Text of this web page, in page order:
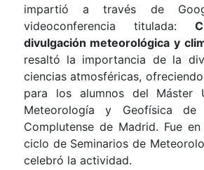
impartió a través de
videoconferencia titulada:
divulgación meteorológica y
resaltó la importancia de la
ciencias atmosféricas,
para los alumnos del Máster
Meteorología y Geofísica de
Complutense de Madrid. Fue
ciclo de Seminarios de
celebró la actividad.